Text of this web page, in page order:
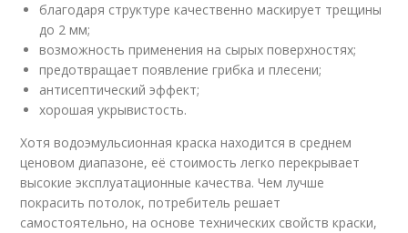
благодаря структуре качественно маскирует трещины
до 2 мм;
возможность применения на сырых поверхностях;
предотвращает появление грибка и плесени;
антисептический эффект;
хорошая укрывистость.
Хотя водоэмульсионная краска находится в среднем
ценовом диапазоне, её стоимость легко перекрывает
высокие эксплуатационные качества. Чем лучше
покрасить потолок, потребитель решает
самостоятельно, на основе технических свойств краски,